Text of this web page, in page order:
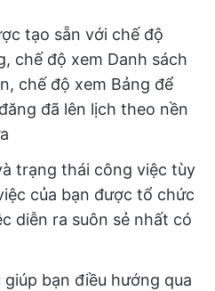
tạo sẵn với chế độ
chế độ xem Danh sách
chế độ xem Bảng để
đã lên lịch theo nền
trạng thái công việc tùy
của bạn được tổ chức
diễn ra suôn sẻ nhất có
bạn điều hướng qua